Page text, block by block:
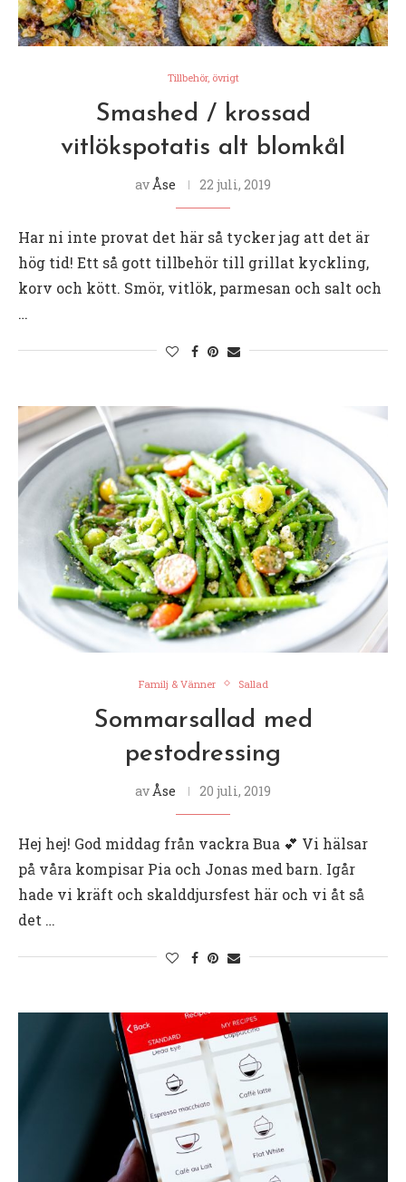
Tillbehör, övrigt
Smashed / krossad
vitlökspotatis alt blomkål
av Åse 22 juli, 2019
Har ni inte provat det här så tycker jag att det är
hög tid! Ett så gott tillbehör till grillat kyckling,
korv och kött. Smör, vitlök, parmesan och salt och
…
Familj & Vänner Sallad
Sommarsallad med
pestodressing
av Åse 20 juli, 2019
Hej hej! God middag från vackra Bua 💕 Vi hälsar
på våra kompisar Pia och Jonas med barn. Igår
hade vi kräft och skalddjursfest här och vi åt så
det …